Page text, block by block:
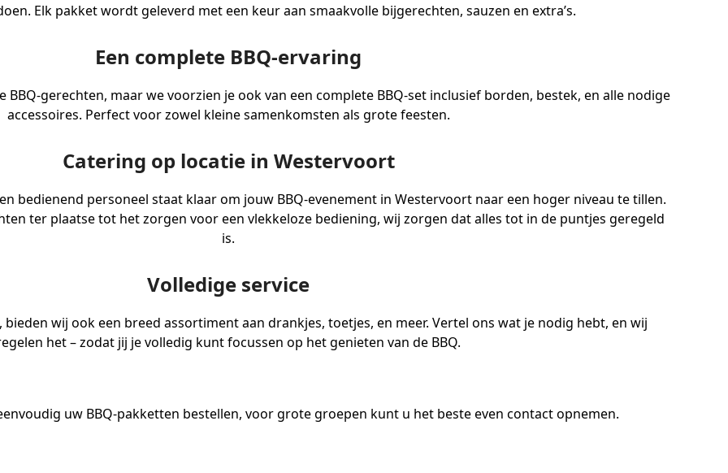
Elk pakket wordt geleverd met een keur aan smaakvolle bijgerechten, sauzen en extra’s.
Een complete BBQ-ervaring
BBQ-gerechten, maar we voorzien je ook van een complete BBQ-set inclusief borden, bestek, en alle nodige
accessoires. Perfect voor zowel kleine samenkomsten als grote feesten.
Catering op locatie in Westervoort
bedienend personeel staat klaar om jouw BBQ-evenement in Westervoort naar een hoger niveau te tillen.
ter plaatse tot het zorgen voor een vlekkeloze bediening, wij zorgen dat alles tot in de puntjes geregeld
is.
Volledige service
bieden wij ook een breed assortiment aan drankjes, toetjes, en meer. Vertel ons wat je nodig hebt, en wij
het – zodat jij je volledig kunt focussen op het genieten van de BBQ.
uw BBQ-pakketten bestellen, voor grote groepen kunt u het beste even contact opnemen.